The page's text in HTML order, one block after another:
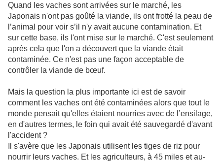
Quand les vaches sont arrivées sur le marché, les
Japonais n'ont pas goûté la viande, ils ont frotté la peau de
l’animal pour voir s’il n'y avait aucune contamination. Et
sur cette base, ils l'ont mise sur le marché. C'est seulement
après cela que l'on a découvert que la viande était
contaminée. Ce n'est pas une façon acceptable de
contrôler la viande de bœuf.
Mais la question la plus importante ici est de savoir
comment les vaches ont été contaminées alors que tout le
monde pensait qu'elles étaient nourries avec de l’ensilage,
en d'autres termes, le foin qui avait été sauvegardé d'avant
l'accident ?
Il s'avère que les Japonais utilisent les tiges de riz pour
nourrir leurs vaches. Et les agriculteurs, à 45 miles et au-